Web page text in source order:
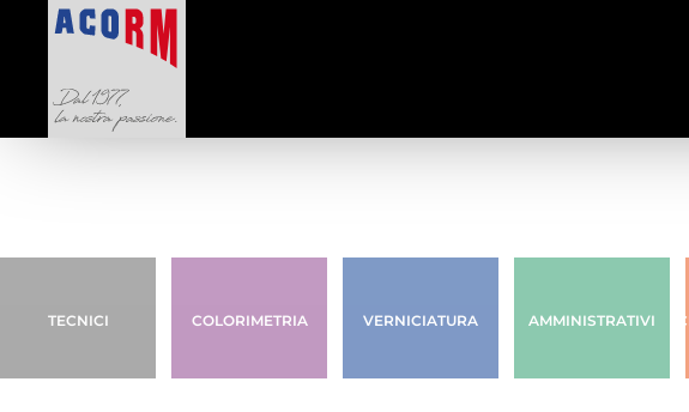
TECNICI COLORIMETRIA VERNICIATURA AMMINISTRATIVI